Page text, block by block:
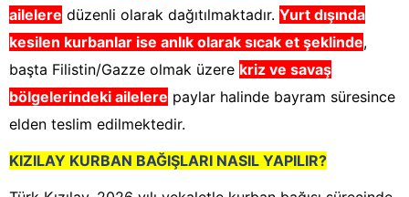
ailelere düzenli olarak dağıtılmaktadır. Yurt dışında
kesilen kurbanlar ise anlık olarak sıcak et şeklinde,
başta Filistin/Gazze olmak üzere kriz ve savaş
bölgelerindeki ailelere paylar halinde bayram süresince
elden teslim edilmektedir.
KIZILAY KURBAN BAĞIŞLARI NASIL YAPILIR?